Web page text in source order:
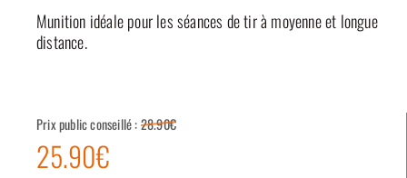
Munition idéale pour les séances de tir à moyenne et longue
distance.
Prix public conseillé :28.90€
25.90€